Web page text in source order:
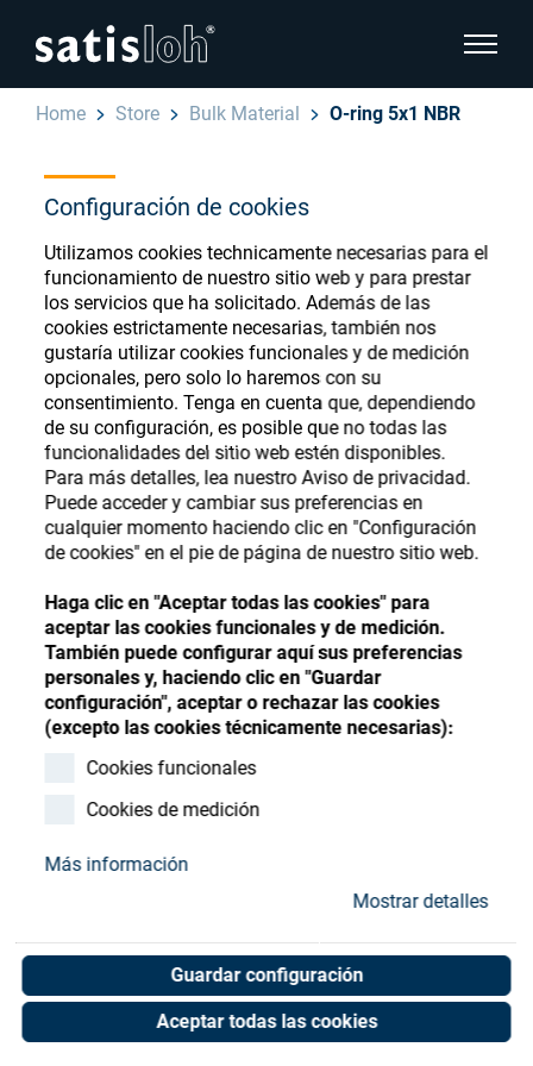
Configuración de cookies
Utilizamos cookies technicamente necesarias para el
funcionamiento de nuestro sitio web y para prestar
los servicios que ha solicitado. Además de las
cookies estrictamente necesarias, también nos
gustaría utilizar cookies funcionales y de medición
opcionales, pero solo lo haremos con su
consentimiento. Tenga en cuenta que, dependiendo
de su configuración, es posible que no todas las
funcionalidades del sitio web estén disponibles.
Para más detalles, lea nuestro Aviso de privacidad.
Puede acceder y cambiar sus preferencias en
cualquier momento haciendo clic en "Configuración
de cookies" en el pie de página de nuestro sitio web.
Haga clic en "Aceptar todas las cookies" para
aceptar las cookies funcionales y de medición.
También puede configurar aquí sus preferencias
personales y, haciendo clic en "Guardar
configuración", aceptar o rechazar las cookies
(excepto las cookies técnicamente necesarias):
Cookies funcionales
Cookies de medición
Más información
Mostrar detalles
Guardar configuración
Aceptar todas las cookies
show
Español
Oftálmica
Óptica de Precisión
Quiénes Somos
Carrera
Recursos
Contacto
Store
English
Deutsch
汉语
Français
Home Store Bulk Material O-ring 5x1 NBR
Ophthalmic Consumables
Store
Register or Sign-in to access your accounts
and explore our wide range of ophthalmic
consumables
Register Sign-In
O-ring 5x1 NBR
Art. No. 50050663
Unit of measure : Piece